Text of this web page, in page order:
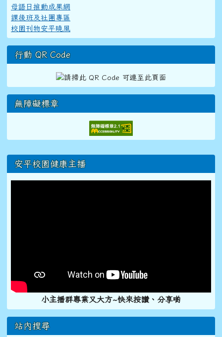
母語日推動成果網
課後班及社團專區
校園刊物安平曉風
行動 QR Code
無障礙標章
右邊區域內容
安平校園健康主播
小主播群專業又大方~快來按讚、分享喲
站內搜尋